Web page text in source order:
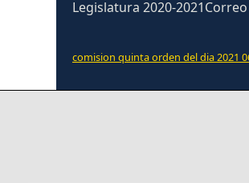
Legislatura 2020-
comision quinta orden del dia 2021